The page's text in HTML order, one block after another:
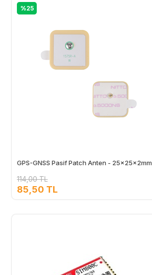
%25
GPS-GNSS Pasif Patch Anten - 25x25x2mm
114,00 TL
85,50 TL